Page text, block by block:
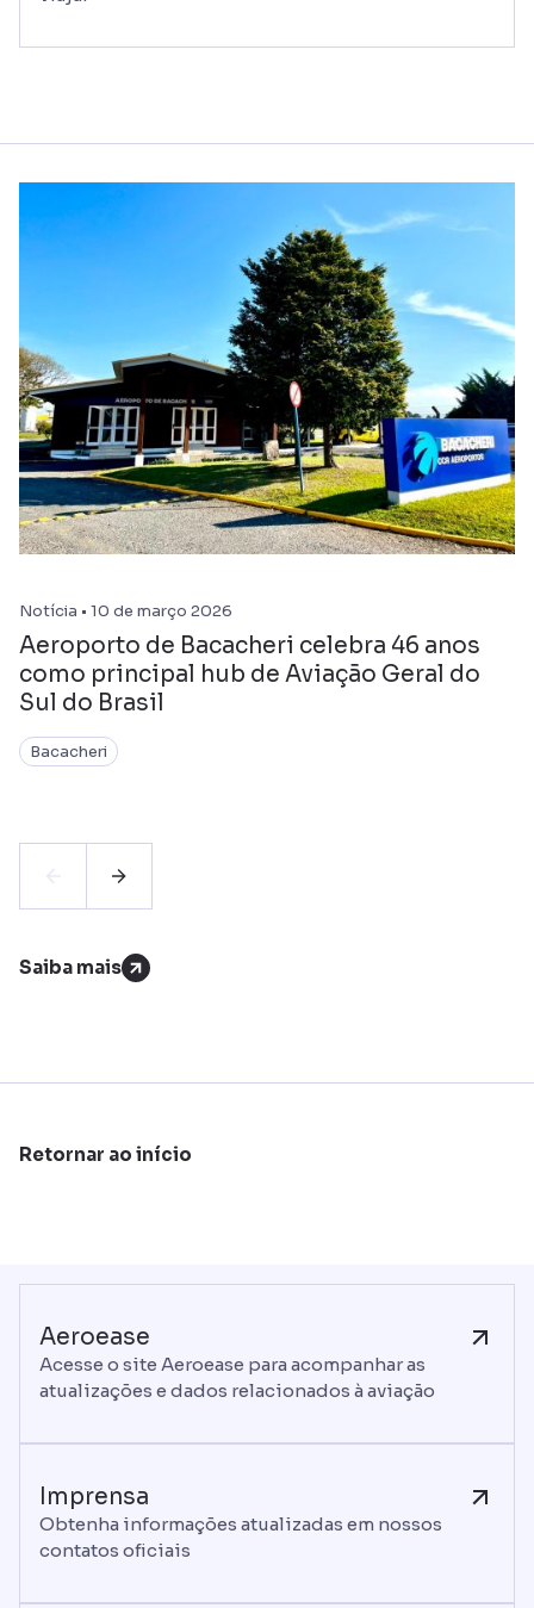
Notícia • 10 de março 2026
Aeroporto de Bacacheri celebra 46 anos
como principal hub de Aviação Geral do
Sul do Brasil
Bacacheri
Saiba mais
Retornar ao início
Aeroease
Acesse o site Aeroease para acompanhar as
atualizações e dados relacionados à aviação
Imprensa
Obtenha informações atualizadas em nossos
contatos oficiais